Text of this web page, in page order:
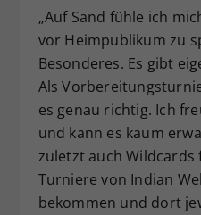
„Auf Sand fühle ich
vor Heimpublikum zu
Besonderes. Es gibt
Als
es genau richtig. Ich
und kann es kaum
zuletzt auch Wildcards
Turniere von Indian
bekommen und dort